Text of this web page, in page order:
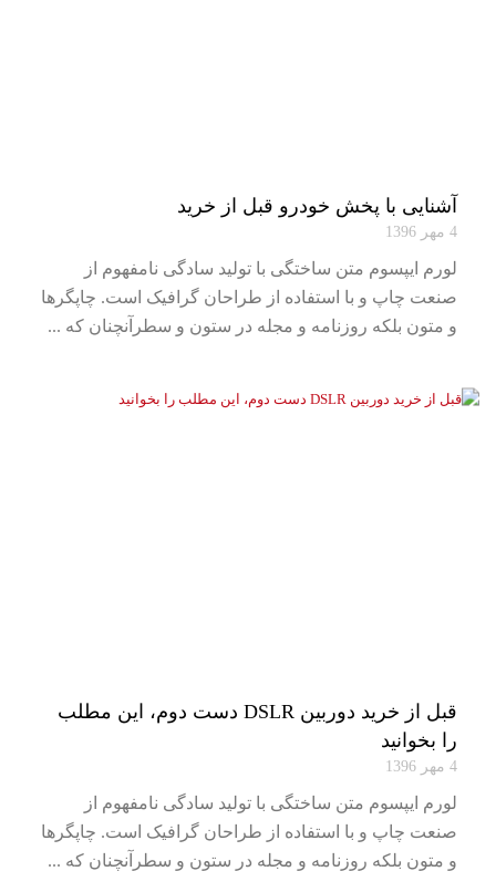
آشنایی با پخش خودرو قبل از خرید
4 مهر 1396
لورم ایپسوم متن ساختگی با تولید سادگی نامفهوم از
صنعت چاپ و با استفاده از طراحان گرافیک است. چاپگرها
و متون بلکه روزنامه و مجله در ستون و سطرآنچنان که ...
قبل از خرید دوربین DSLR دست دوم، این مطلب
را بخوانید
4 مهر 1396
لورم ایپسوم متن ساختگی با تولید سادگی نامفهوم از
صنعت چاپ و با استفاده از طراحان گرافیک است. چاپگرها
و متون بلکه روزنامه و مجله در ستون و سطرآنچنان که ...